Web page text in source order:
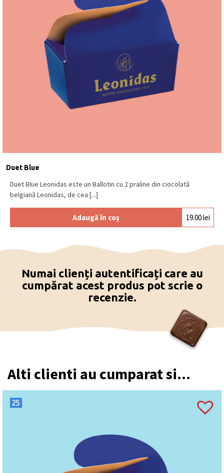
Duet Blue
Duet Blue Leonidas este un Ballotin cu 2 praline din ciocolată
belgiană Leonidas, de cea [...]
Adaugă în coș 19.00lei
Numai clienți autentificați care au
cumpărat acest produs pot scrie o
recenzie.
Alti clienti au cumparat si...